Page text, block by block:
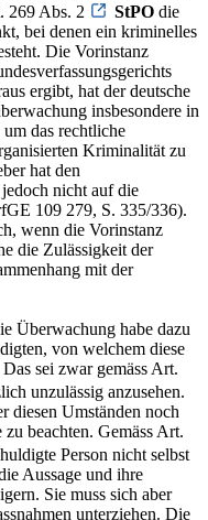
269 Abs. 2
StPO die
bei denen ein kriminelles
Die Vorinstanz
ergibt, hat der deutsche
insbesondere in
das rechtliche
Kriminalität zu
hat den
nicht auf die
109 279, S. 335/336).
wenn die Vorinstanz
die Zulässigkeit der
mit der
Überwachung habe dazu
von welchem diese
sei zwar gemäss Art.
unzulässig anzusehen.
diesen Umständen noch
beachten. Gemäss Art.
Person nicht selbst
Aussage und ihre
Sie muss sich aber
unterziehen. Die